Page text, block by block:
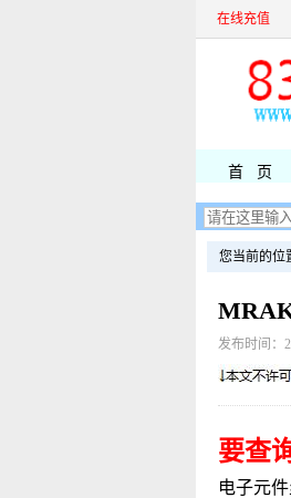
在线充值
首 页
您当前的位
发布时间：
要查
电子元